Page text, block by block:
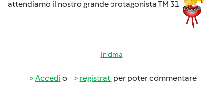
attendiamo il nostro grande protagonista TM 31
In cima
Accedi o registrati per poter commentare